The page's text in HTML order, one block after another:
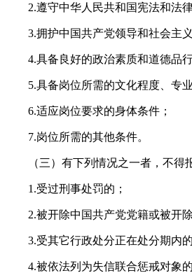
2.遵守中华人民共和国宪法和法律
3.拥护中国共产党领导和社会主义
4.具备良好的政治素质和道德品行
5.具备岗位所需的文化程度、专业
6.适应岗位要求的身体条件；
7.岗位所需的其他条件。
（三）有下列情况之一者，不得
1.受过刑事处罚的；
2.被开除中国共产党党籍或被开除
3.受其它行政处分正在处分期内的
4.被依法列为失信联合惩戒对象的